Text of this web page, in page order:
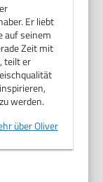
Er liebt
auf seinem
Zeit mit
teilt er
werden.
über Oliver